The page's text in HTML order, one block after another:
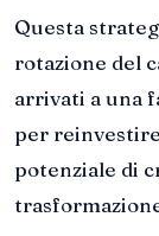
Questa
rotazione del
arrivati a una
per
potenziale di